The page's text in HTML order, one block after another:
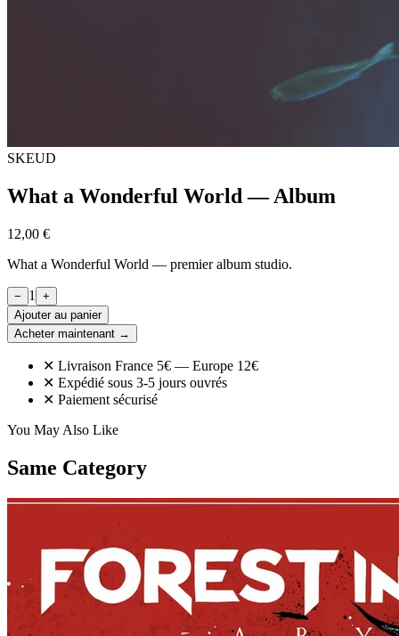
SKEUD
What a Wonderful World — Album
12,00 €
What a Wonderful World — premier album studio.
− 1
+
Ajouter au panier
Acheter maintenant →
✕ Livraison France 5€ — Europe 12€
✕ Expédié sous 3-5 jours ouvrés
✕ Paiement sécurisé
You May Also Like
Same Category